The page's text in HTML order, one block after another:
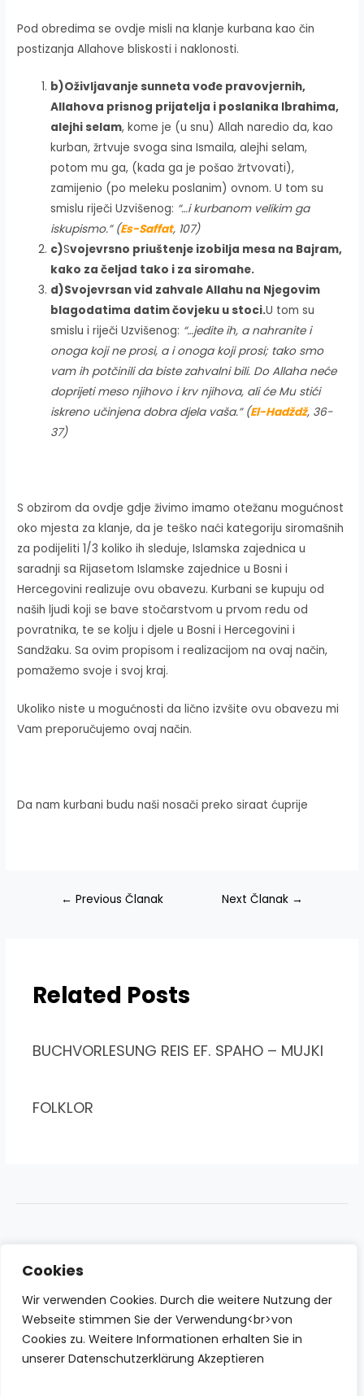
Cookies
Wir verwenden Cookies. Durch die weitere Nutzung der
Webseite stimmen Sie der Verwendung<br>von
Cookies zu. Weitere Informationen erhalten Sie in
unserer Datenschutzerklärung Akzeptieren
Pod obredima se ovdje misli na klanje kurbana kao čin
postizanja Allahove bliskosti i naklonosti.
b)Oživljavanje sunneta vođe pravovjernih,
Allahova prisnog prijatelja i poslanika Ibrahima,
alejhi selam, kome je (u snu) Allah naredio da, kao
kurban, žrtvuje svoga sina Ismaila, alejhi selam,
potom mu ga, (kada ga je pošao žrtvovati),
zamijenio (po meleku poslanim) ovnom. U tom su
smislu riječi Uzvišenog: “…i kurbanom velikim ga
iskupismo.” (Es-Saffat, 107)
c)Svojevrsno priuštenje izobilja mesa na Bajram,
kako za čeljad tako i za siromahe.
d)Svojevrsan vid zahvale Allahu na Njegovim
blagodatima datim čovjeku u stoci.U tom su
smislu i riječi Uzvišenog: “…jedite ih, a nahranite i
onoga koji ne prosi, a i onoga koji prosi; tako smo
vam ih potčinili da biste zahvalni bili. Do Allaha neće
doprijeti meso njihovo i krv njihova, ali će Mu stići
iskreno učinjena dobra djela vaša.” (El-Hadždž, 36-
37)
S obzirom da ovdje gdje živimo imamo otežanu mogućnost
oko mjesta za klanje, da je teško naći kategoriju siromašnih
za podijeliti 1/3 koliko ih sleduje, Islamska zajednica u
saradnji sa Rijasetom Islamske zajednice u Bosni i
Hercegovini realizuje ovu obavezu. Kurbani se kupuju od
naših ljudi koji se bave stočarstvom u prvom redu od
povratnika, te se kolju i djele u Bosni i Hercegovini i
Sandžaku. Sa ovim propisom i realizacijom na ovaj način,
pomažemo svoje i svoj kraj.
Ukoliko niste u mogućnosti da lično izvšite ovu obavezu mi
Vam preporučujemo ovaj način.
Da nam kurbani budu naši nosači preko siraat ćuprije
Navigacija
← Previous Članak Next Članak →
Related Posts
BUCHVORLESUNG REIS EF. SPAHO – MUJKI
FOLKLOR